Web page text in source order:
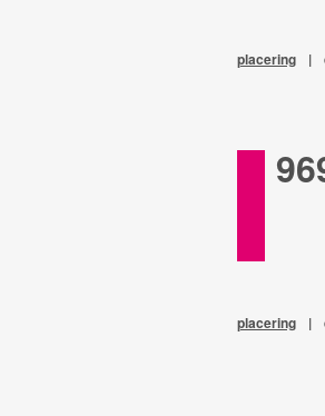
placering |
placering |